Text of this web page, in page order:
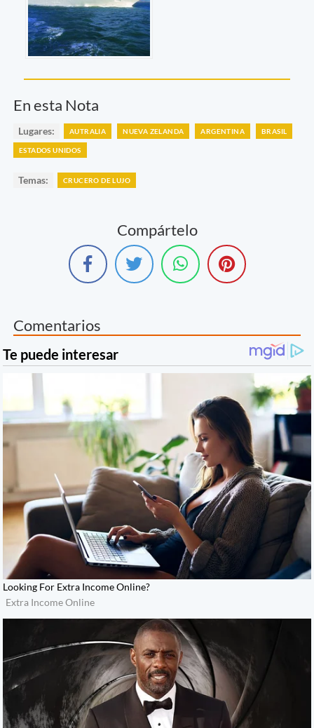
En esta Nota
Lugares: AUTRALIA NUEVA ZELANDA ARGENTINA BRASIL
ESTADOS UNIDOS
Temas: CRUCERO DE LUJO
Compártelo
Comentarios